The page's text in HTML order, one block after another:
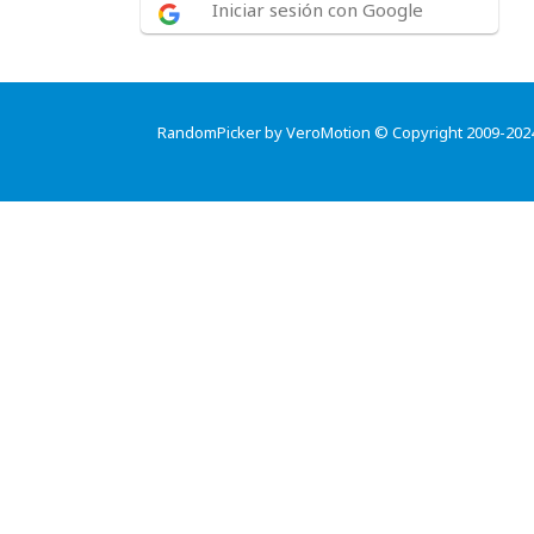
Iniciar sesión con Google
RandomPicker by VeroMotion © Copyright 2009-